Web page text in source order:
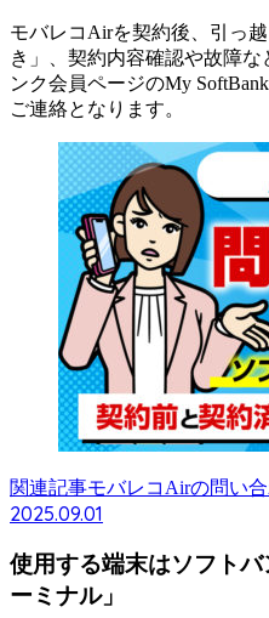
モバレコAirを契約後、引っ
き」、契約内容確認や故障
ンク会員ページのMy
ご連絡となります。
関連記事モバレコAirの問い
2025.09.01
使用する端末はソフト
ーミナル」